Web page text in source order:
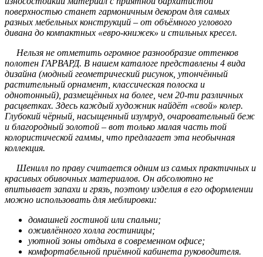
поверхностью станет гармоничным декором для самых
разных мебельных конструкций – от объёмного углового
дивана до компактных «евро-книжек» и стильных кресел.
Нельзя не отметить огромное разнообразие оттенков
полотен ГАРВАРД. В нашем каталоге представлены 4 вида
дизайна (модный геометрический рисунок, утончённый
растительный орнамент, классическая полоска и
однотонный), размещённых на более, чем 20-ти различных
расцветках. Здесь каждый художник найдёт «свой» колер.
Глубокий чёрный, насыщенный изумруд, очаровательный беж
и благородный золотой – вот только малая часть той
колористической гаммы, что предлагает эта необычная
коллекция.
Шенилл по праву считается одним из самых практичных и
красивых обивочных материалов. Он абсолютно не
впитывает запахи и грязь, поэтому изделия в его оформлении
можно использовать для меблировки:
домашней гостиной или спальни;
оживлённого холла гостиницы;
уютной зоны отдыха в современном офисе;
комфортабельной приёмной кабинета руководителя.